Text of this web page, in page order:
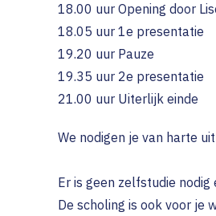
18.00 uur Opening door
18.05 uur 1e presentatie
19.20 uur Pauze
19.35 uur 2e presentatie
21.00 uur Uiterlijk einde
We nodigen je van harte
Er is geen zelfstudie
De scholing is ook voor je